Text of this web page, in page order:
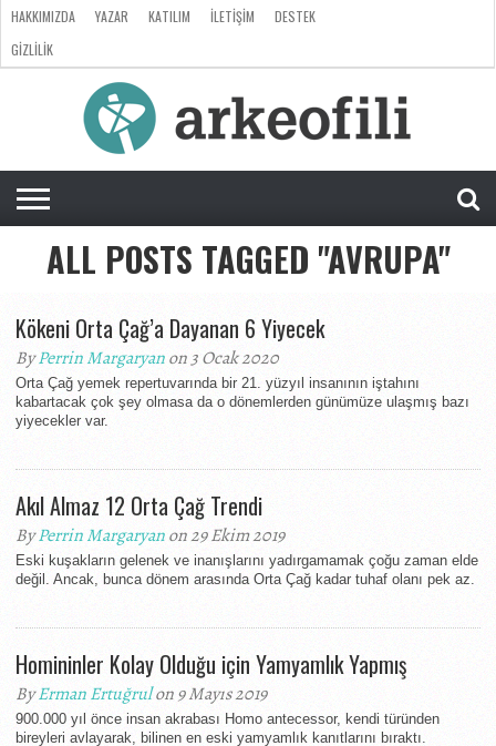
ARKEOLOJI
ANTROPOLOJI
PALEONTOLOJI
EVRIM
DOSYA
CEVAP
RÖPORTAJ
HAKKIMIZDA YAZAR KATILIM İLETIŞIM
DESTEK
GIZLILIK
ALL POSTS TAGGED "AVRUPA"
Kökeni Orta Çağ’a Dayanan 6 Yiyecek
ByPerrin Margaryanon 3 Ocak 2020
Orta Çağ yemek repertuvarında bir 21. yüzyıl insanının iştahını
kabartacak çok şey olmasa da o dönemlerden günümüze ulaşmış bazı
yiyecekler var.
Akıl Almaz 12 Orta Çağ Trendi
ByPerrin Margaryanon 29 Ekim 2019
Eski kuşakların gelenek ve inanışlarını yadırgamamak çoğu zaman elde
değil. Ancak, bunca dönem arasında Orta Çağ kadar tuhaf olanı pek az.
Homininler Kolay Olduğu için Yamyamlık Yapmış
ByErman Ertuğrulon 9 Mayıs 2019
900.000 yıl önce insan akrabası Homo antecessor, kendi türünden
bireyleri avlayarak, bilinen en eski yamyamlık kanıtlarını bıraktı.